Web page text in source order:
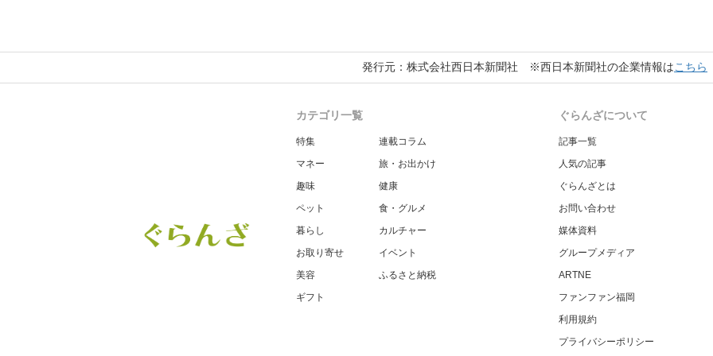
発行元：株式会社西日本新聞社 ※西日本新聞社の企業情報はこちら
カテゴリ一覧
特集
マネー
趣味
ペット
暮らし
お取り寄せ
美容
ギフト
連載コラム
旅・お出かけ
健康
食・グルメ
カルチャー
イベント
ふるさと納税
ぐらんざについて
記事一覧
人気の記事
ぐらんざとは
お問い合わせ
媒体資料
グループメディア
ARTNE
ファンファン福岡
利用規約
プライバシーポリシー